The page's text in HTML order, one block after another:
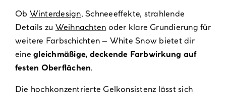
Ob Winterdesign, Schneeeffekte, strahlende
Details zu Weihnachten oder klare Grundierung für
weitere Farbschichten – White Snow bietet dir
einegleichmäßige, deckende Farbwirkung auf
festen Oberflächen.
Die hochkonzentrierte Gelkonsistenz lässt sich